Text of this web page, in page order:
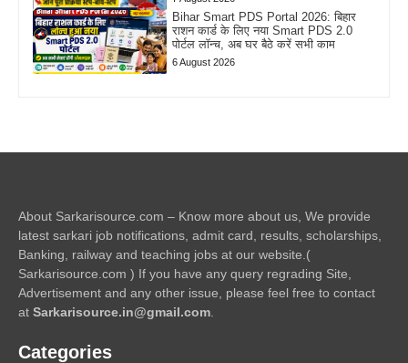
Bihar Smart PDS Portal 2026: बिहार
राशन कार्ड के लिए नया Smart PDS 2.0
पोर्टल लॉन्च, अब घर बैठे करें सभी काम
6 August 2026
About Sarkarisource.com – Know more about us, We provide
latest sarkari job notifications, admit card, results, scholarships,
Banking, railway and teaching jobs at our website.(
Sarkarisource.com ) If you have any query regrading Site,
Advertisement and any other issue, please feel free to contact
at Sarkarisource.in@gmail.com
Categories